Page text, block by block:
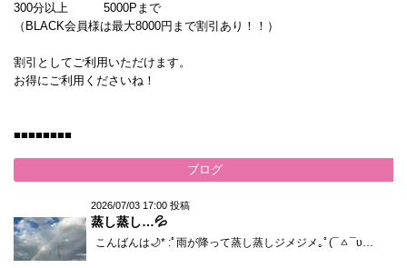
300分以上 5000Pまで
（BLACK会員様は最大8000円まで割引あり！！）
割引としてご利用いただけます。
お得にご利用くださいね！
■■■■■■■■
ブログ
2026/07/03 17:00 投稿
蒸し蒸し…💦
こんばんは🌙* :ﾟ雨が降って蒸し蒸しジメジメ｡ﾟ(¯ㅿ¯υ…